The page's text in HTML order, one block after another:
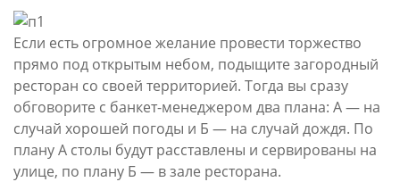
Если есть огромное желание провести торжество
прямо под открытым небом, подыщите загородный
ресторан со своей территорией. Тогда вы сразу
обговорите с банкет-менеджером два плана: А — на
случай хорошей погоды и Б — на случай дождя. По
плану А столы будут расставлены и сервированы на
улице, по плану Б — в зале ресторана.